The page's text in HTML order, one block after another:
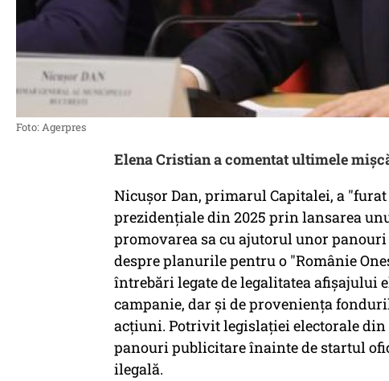
Foto: Agerpres
Elena Cristian a comentat ultimele
Nicușor Dan, primarul Capitalei, a
prezidențiale din 2025 prin lansarea
promovarea sa cu ajutorul unor
despre planurile pentru o "Românie
întrebări legate de legalitatea afișajului
campanie, dar și de proveniența
acțiuni. Potrivit legislației electorale din
panouri publicitare înainte de startul
ilegală.